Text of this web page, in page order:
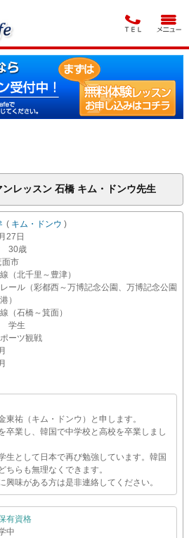
ンレッスン 石橋 キム・ドンウ先生
( キム・ドンウ )
27日
30歳
面市
（北千里～豊津）
ール（彩都西～万博記念公園、万博記念公園
）
（石橋～箕面）
学生
ーツ観戦
東祐（キム・ドンウ）と申します。
卒業し、韓国で中学校と高校を卒業しまし
生として日本で再び勉強しています。韓国
ちらも無理なくできます。
興味がある方は是非連絡してください。
有資格
中